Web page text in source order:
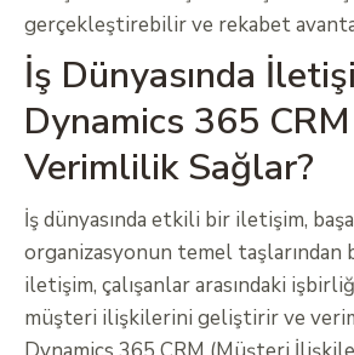
gerçekleştirebilir ve rekabet
İş Dünyasında
Dynamics 365 CRM
Verimlilik Sağlar?
İş dünyasında etkili bir iletişim,
organizasyonun temel taşlarından
iletişim, çalışanlar arasındaki
müşteri ilişkilerini geliştirir ve